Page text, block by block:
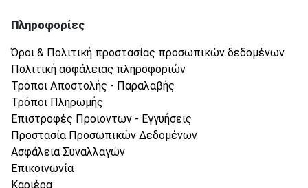
Πληροφορίες
Όροι & Πολιτική προστασίας προσωπικών δεδομένων
Πολιτική ασφάλειας πληροφοριών
Τρόποι Αποστολής - Παραλαβής
Τρόποι Πληρωμής
Επιστροφές Προιοντων - Εγγυήσεις
Προστασία Προσωπικών Δεδομένων
Ασφάλεια Συναλλαγών
Επικοινωνία
Καριέρα